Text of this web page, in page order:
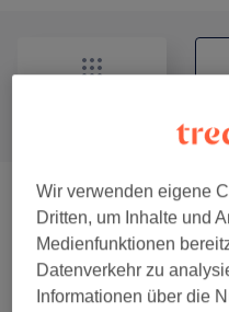
Maniküre & Pediküre 17 )
Nagelmodellage
Wir verwenden eigene
Dritten, um Inhalte und
Medienfunktionen
Datenverkehr zu
Informationen über die